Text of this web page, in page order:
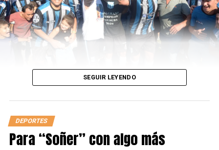
SEGUIR LEYENDO
DEPORTES
Para “Soñer” con algo más